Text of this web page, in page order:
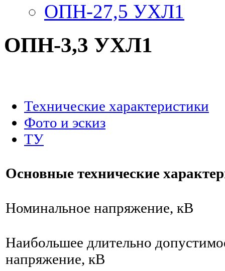
ОПН-27,5 УХЛ1
ОПН-3,3 УХЛ1
Технические характеристики
Фото и эскиз
ТУ
Основные технические
Номинальное напряжение, кВ
Наибольшее длительно
напряжение, кВ